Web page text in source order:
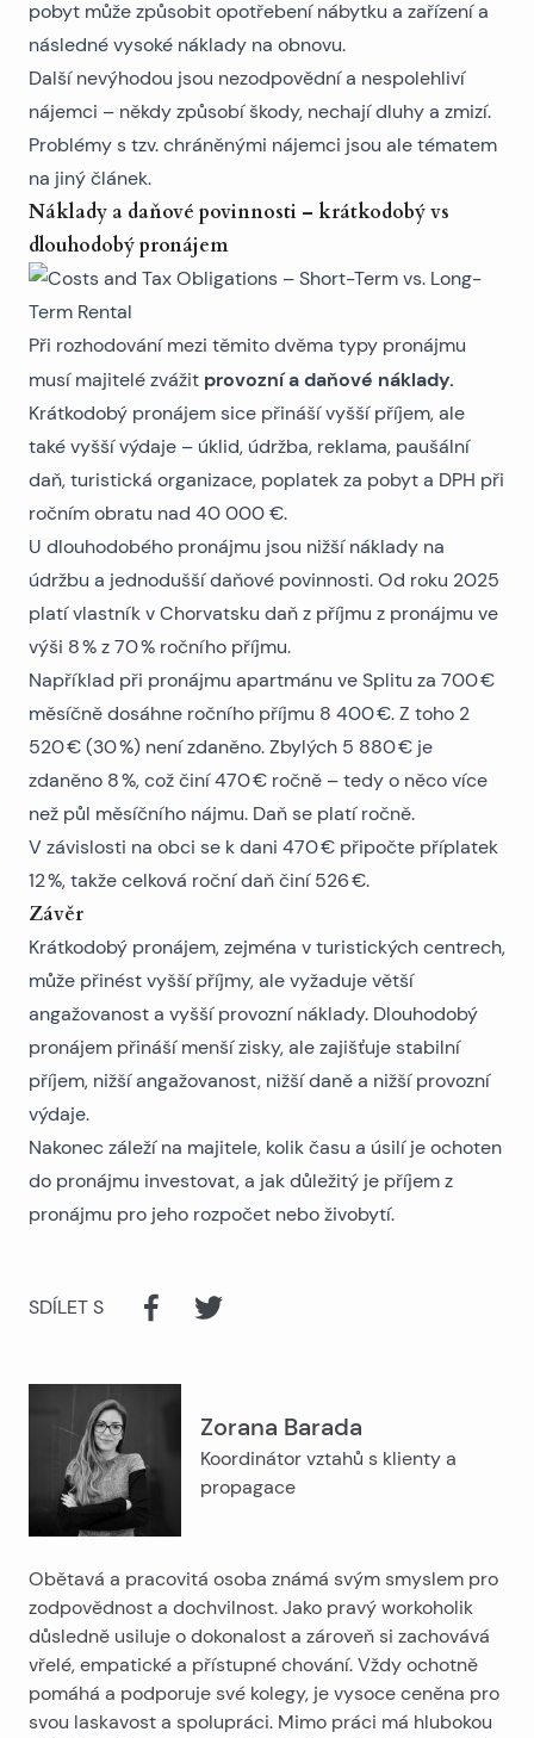
pobyt může způsobit opotřebení nábytku a zařízení a
následné vysoké náklady na obnovu.
Další nevýhodou jsou nezodpovědní a nespolehliví
nájemci – někdy způsobí škody, nechají dluhy a zmizí.
Problémy s tzv. chráněnými nájemci jsou ale tématem
na jiný článek.
Náklady a daňové povinnosti – krátkodobý vs
dlouhodobý pronájem
Při rozhodování mezi těmito dvěma typy pronájmu
musí majitelé zvážit provozní a daňové náklady.
Krátkodobý pronájem sice přináší vyšší příjem, ale
také vyšší výdaje – úklid, údržba, reklama, paušální
daň, turistická organizace, poplatek za pobyt a DPH při
ročním obratu nad 40 000 €.
U dlouhodobého pronájmu jsou nižší náklady na
údržbu a jednodušší daňové povinnosti. Od roku 2025
platí vlastník v Chorvatsku daň z příjmu z pronájmu ve
výši 8 % z 70 % ročního příjmu.
Například při pronájmu apartmánu ve Splitu za 700 €
měsíčně dosáhne ročního příjmu 8 400 €. Z toho 2
520 € (30 %) není zdaněno. Zbylých 5 880 € je
zdaněno 8 %, což činí 470 € ročně – tedy o něco více
než půl měsíčního nájmu. Daň se platí ročně.
V závislosti na obci se k dani 470 € připočte příplatek
12 %, takže celková roční daň činí 526 €.
Závěr
Krátkodobý pronájem, zejména v turistických centrech,
může přinést vyšší příjmy, ale vyžaduje větší
angažovanost a vyšší provozní náklady. Dlouhodobý
pronájem přináší menší zisky, ale zajišťuje stabilní
příjem, nižší angažovanost, nižší daně a nižší provozní
výdaje.
Nakonec záleží na majitele, kolik času a úsilí je ochoten
do pronájmu investovat, a jak důležitý je příjem z
pronájmu pro jeho rozpočet nebo živobytí.
SDÍLET S
Zorana Barada
Koordinátor vztahů s klienty a
propagace
Obětavá a pracovitá osoba známá svým smyslem pro
zodpovědnost a dochvilnost. Jako pravý workoholik
důsledně usiluje o dokonalost a zároveň si zachovává
vřelé, empatické a přístupné chování. Vždy ochotně
pomáhá a podporuje své kolegy, je vysoce ceněna pro
svou laskavost a spolupráci. Mimo práci má hlubokou